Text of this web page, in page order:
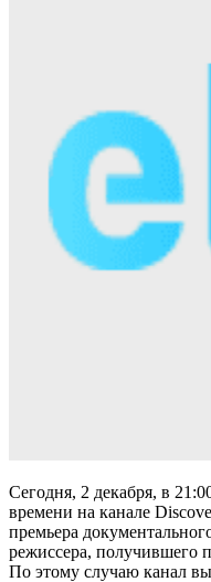
Сегодня, 2 декабря, в
времени на канале
премьера
режиссера, получившего
По этому случаю канал